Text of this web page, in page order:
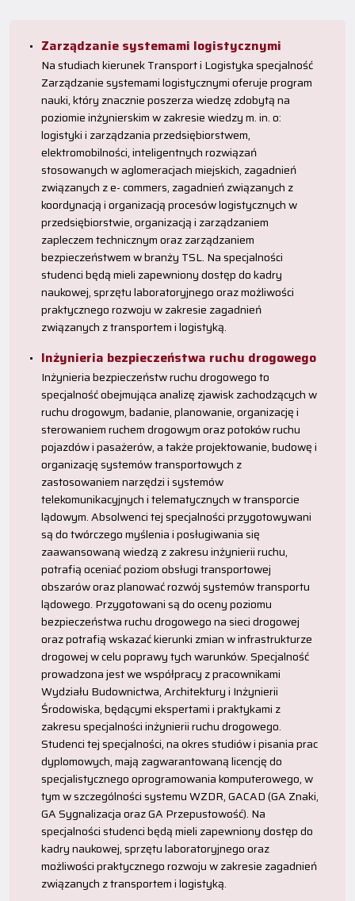
Zarządzanie systemami logistycznymi
Na studiach kierunek Transport i Logistyka specjalność
Zarządzanie systemami logistycznymi oferuje program
nauki, który znacznie poszerza wiedzę zdobytą na
poziomie inżynierskim w zakresie wiedzy m. in. o:
logistyki i zarządzania przedsiębiorstwem,
elektromobilności, inteligentnych rozwiązań
stosowanych w aglomeracjach miejskich, zagadnień
związanych z e- commers, zagadnień związanych z
koordynacją i organizacją procesów logistycznych w
przedsiębiorstwie, organizacją i zarządzaniem
zapleczem technicznym oraz zarządzaniem
bezpieczeństwem w branży TSL. Na specjalności
studenci będą mieli zapewniony dostęp do kadry
naukowej, sprzętu laboratoryjnego oraz możliwości
praktycznego rozwoju w zakresie zagadnień
związanych z transportem i logistyką.
Inżynieria bezpieczeństwa ruchu drogowego
Inżynieria bezpieczeństw ruchu drogowego to
specjalność obejmująca analizę zjawisk zachodzących w
ruchu drogowym, badanie, planowanie, organizację i
sterowaniem ruchem drogowym oraz potoków ruchu
pojazdów i pasażerów, a także projektowanie, budowę i
organizację systemów transportowych z
zastosowaniem narzędzi i systemów
telekomunikacyjnych i telematycznych w transporcie
lądowym. Absolwenci tej specjalności przygotowywani
są do twórczego myślenia i posługiwania się
zaawansowaną wiedzą z zakresu inżynierii ruchu,
potrafią oceniać poziom obsługi transportowej
obszarów oraz planować rozwój systemów transportu
lądowego. Przygotowani są do oceny poziomu
bezpieczeństwa ruchu drogowego na sieci drogowej
oraz potrafią wskazać kierunki zmian w infrastrukturze
drogowej w celu poprawy tych warunków. Specjalność
prowadzona jest we współpracy z pracownikami
Wydziału Budownictwa, Architektury i Inżynierii
Środowiska, będącymi ekspertami i praktykami z
zakresu specjalności inżynierii ruchu drogowego.
Studenci tej specjalności, na okres studiów i pisania prac
dyplomowych, mają zagwarantowaną licencję do
specjalistycznego oprogramowania komputerowego, w
tym w szczególności systemu WZDR, GACAD (GA Znaki,
GA Sygnalizacja oraz GA Przepustowość). Na
specjalności studenci będą mieli zapewniony dostęp do
kadry naukowej, sprzętu laboratoryjnego oraz
możliwości praktycznego rozwoju w zakresie zagadnień
związanych z transportem i logistyką.